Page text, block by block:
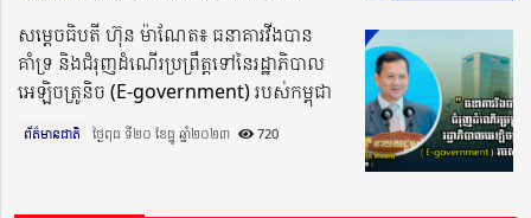
សម្តេចធិបតី ហ៊ុន ម៉ាណែត៖ ធនាគារវីងបាន
គាំទ្រ និងជំរុញដំណើរប្រព្រឹត្តទៅនៃរដ្ឋាភិបាល
អេឡិចត្រូនិច (E-government) របស់កម្ពុជា
ព័ត៌មានជាតិ ថ្ងៃពុធ ទី២០ ខែធ្នូ ឆ្នាំ២០២៣​ 720